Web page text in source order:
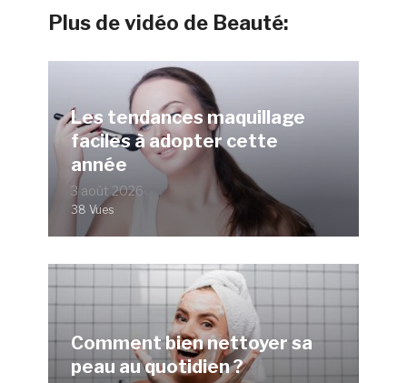
Plus de vidéo de Beauté:
Les tendances maquillage
faciles à adopter cette
année
3 août 2026
38 Vues
Comment bien nettoyer sa
peau au quotidien ?